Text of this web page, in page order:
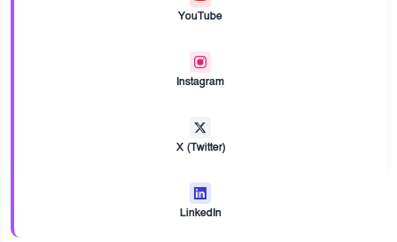
YouTube
Instagram
X (Twitter)
LinkedIn